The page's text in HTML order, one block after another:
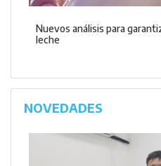
Nuevos análisis para
leche
NOVEDADES